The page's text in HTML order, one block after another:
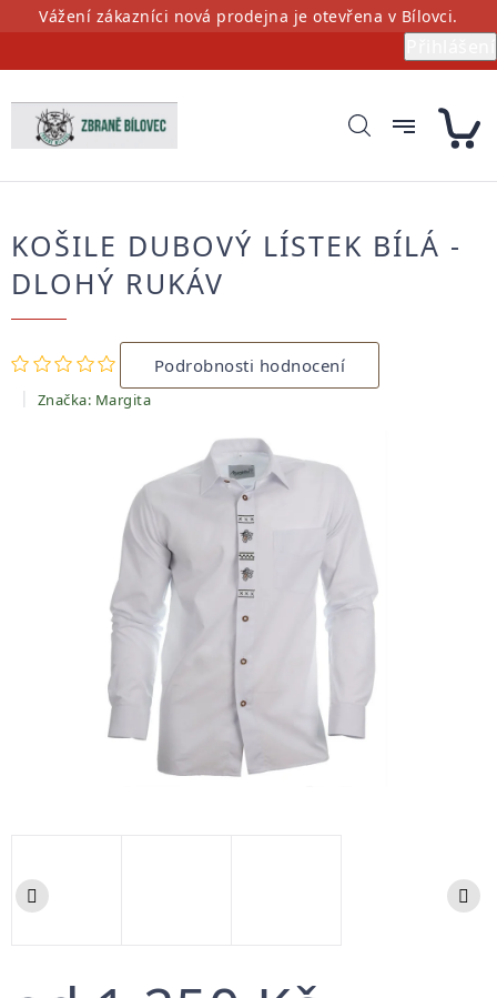
PřejítVážení zákazníci nová prodejna je otevřena v Bílovci.
KOŠILE DUBOVÝ LÍSTEK BÍLÁ -
DLOHÝ RUKÁV
Průměrné
hodnocení
produktu
je
hvězdiček.
Podrobnosti hodnocení
Značka: Margita